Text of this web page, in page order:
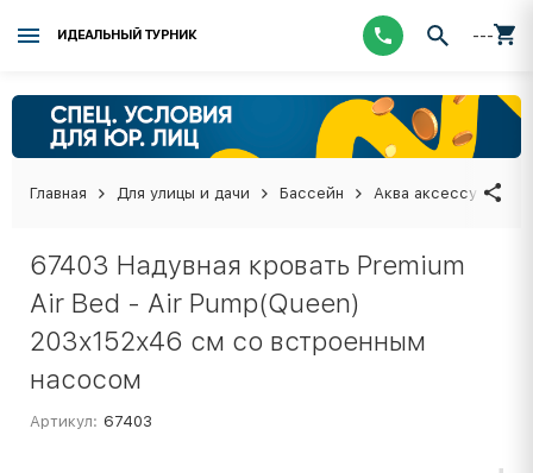
ИДЕАЛЬНЫЙ ТУРНИК ---
Главная Для улицы и дачи Бассейн Аква аксессуары
67403 Надувная кровать Premium
Air Bed - Air Pump(Queen)
203х152х46 см со встроенным
насосом
Артикул: 67403